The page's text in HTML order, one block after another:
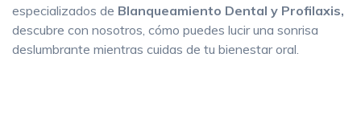
especializados de Blanqueamiento Dental y Profilaxis,
descubre con nosotros, cómo puedes lucir una sonrisa
deslumbrante mientras cuidas de tu bienestar oral.